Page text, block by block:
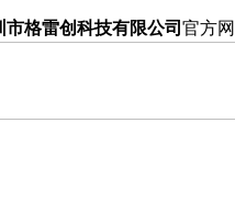
市格雷创科技有限公司 官方